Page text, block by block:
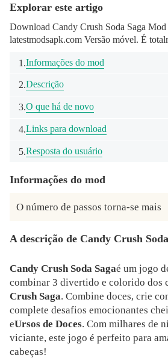
Explorar este artigo
Download Candy Crush Soda Saga
latestmodsapk.com Versão móvel. É
1.Informações do mod
2.Descrição
3.O que há de novo
4.Links para download
5.Resposta do usuário
Informações do mod
O número de passos torna-se mais
A descrição de Candy Crush
Candy Crush Soda Sagaé um jogo
combinar 3 divertido e colorido dos
Crush Saga. Combine doces, crie
complete desafios emocionantes
eUrsos de Doces. Com milhares de
viciante, este jogo é perfeito para
cabeças!